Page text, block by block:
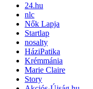
24.hu
nlc
Nők Lapja
Startlap
nosalty
HáziPatika
Krémmánia
Marie Claire
Story